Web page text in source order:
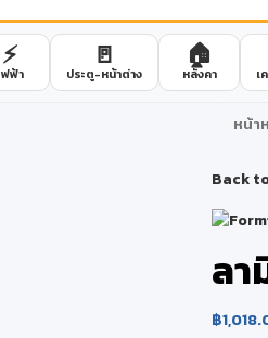
⚡
ฟฟ้า
🚪
ประตู-หน้าต่าง
🏠
หลังคา เ
หน้า
Back
ลา
฿